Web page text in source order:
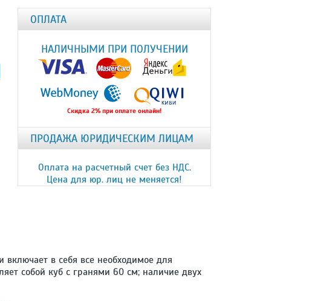
ОПЛАТА
НАЛИЧНЫМИ ПРИ ПОЛУЧЕНИИ
Скидка 2% при оплате онлайн!
ПРОДАЖА ЮРИДИЧЕСКИМ ЛИЦАМ
Оплата на расчетный счет без НДС.
Цена для юр. лиц не меняется!
в себя все необходимое для
собой куб с гранями 60 см; наличие двух